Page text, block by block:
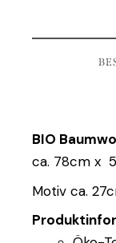
BIO
ca. 78cm x
Motiv ca.